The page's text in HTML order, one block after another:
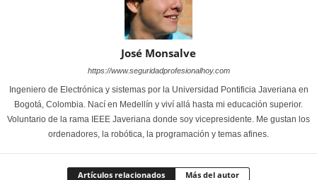
José Monsalve
https://www.seguridadprofesionalhoy.com
Ingeniero de Electrónica y sistemas por la Universidad Pontificia Javeriana en
Bogotá, Colombia. Nací en Medellín y viví allá hasta mi educación superior.
Voluntario de la rama IEEE Javeriana donde soy vicepresidente. Me gustan los
ordenadores, la robótica, la programación y temas afines.
Artículos relacionados Más del autor